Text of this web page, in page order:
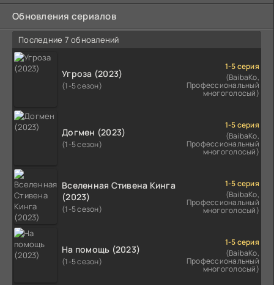
Обновления сериалов
Последние 7 обновлений
Угроза (2023)
(1-5 сезон)
1-5 серия
(BaibaKo,
Профессиональный
многоголосый)
Догмен (2023)
(1-5 сезон)
1-5 серия
(BaibaKo,
Профессиональный
многоголосый)
Вселенная Стивена Кинга
(2023)
(1-5 сезон)
1-5 серия
(BaibaKo,
Профессиональный
многоголосый)
На помощь (2023)
(1-5 сезон)
1-5 серия
(BaibaKo,
Профессиональный
многоголосый)